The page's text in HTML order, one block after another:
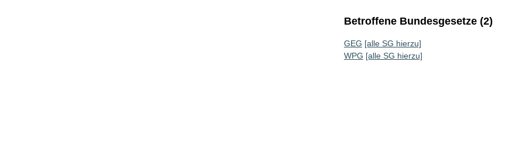
Betroffene Bundesgesetze (2)
GEG [alle SG hierzu]
WPG [alle SG hierzu]